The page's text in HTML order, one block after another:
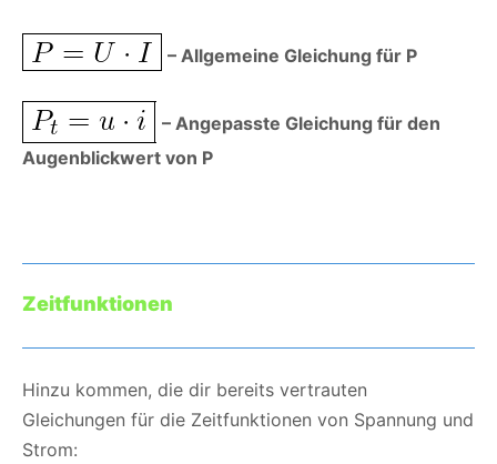
– Allgemeine Gleichung für P
– Angepasste Gleichung für den
Augenblickwert von P
Zeitfunktionen
Hinzu kommen, die dir bereits vertrauten
Gleichungen für die Zeitfunktionen von Spannung und
Strom: